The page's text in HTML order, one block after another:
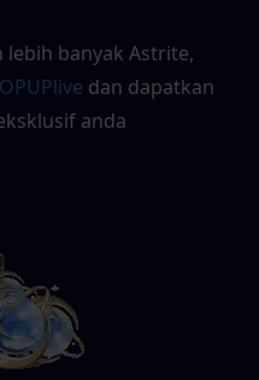
lebih banyak Astrite,
dan dapatkan
anda